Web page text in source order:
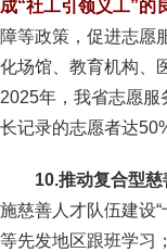
成“社工引领义工”的
障等政策，促进志愿
化场馆、教育机构、
2025年，我省志愿
长记录的志愿者达
10.推动复合型慈
施慈善人才队伍建设
等先发地区跟班学习